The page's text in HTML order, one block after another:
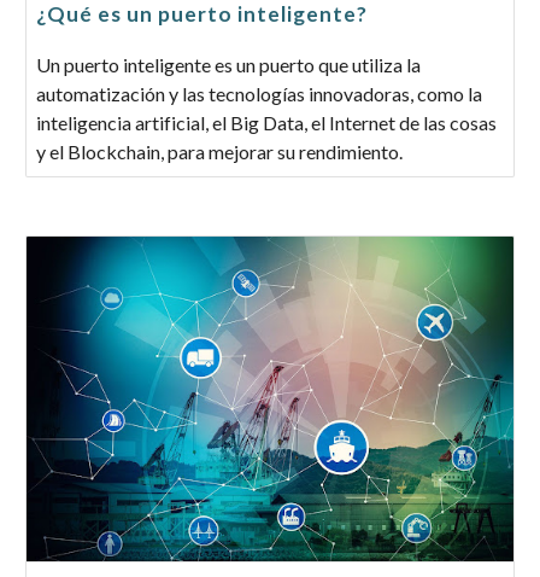
¿Qué es un puerto inteligente?
Un puerto inteligente es un puerto que utiliza la
automatización y las tecnologías innovadoras, como la
inteligencia artificial, el Big Data, el Internet de las cosas
y el Blockchain, para mejorar su rendimiento.